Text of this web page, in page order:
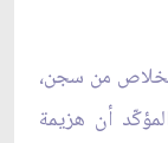
من سجن،
أن هزيمة